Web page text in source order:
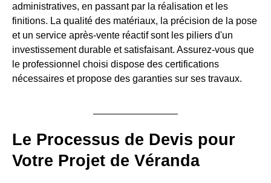
administratives, en passant par la réalisation et les
finitions. La qualité des matériaux, la précision de la pose
et un service après-vente réactif sont les piliers d'un
investissement durable et satisfaisant. Assurez-vous que
le professionnel choisi dispose des certifications
nécessaires et propose des garanties sur ses travaux.
Le Processus de Devis pour
Votre Projet de Véranda